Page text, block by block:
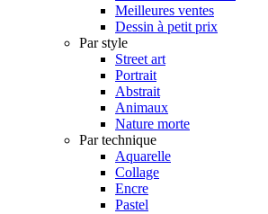
Meilleures ventes
Dessin à petit prix
Par style
Street art
Portrait
Abstrait
Animaux
Nature morte
Par technique
Aquarelle
Collage
Encre
Pastel